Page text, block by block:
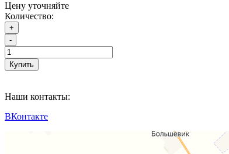
Цену уточняйте
Количество:
+
-
Купить
Наши контакты:
ВКонтакте